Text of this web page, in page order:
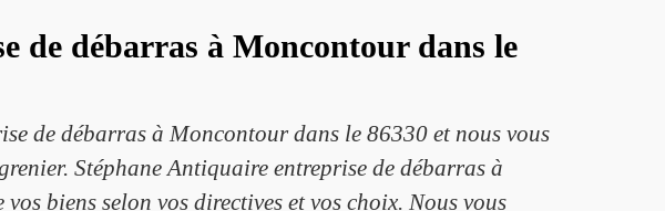
de débarras à Moncontour dans le
de débarras à Moncontour dans le 86330 et nous vous
Stéphane Antiquaire entreprise de débarras à
biens selon vos directives et vos choix. Nous vous